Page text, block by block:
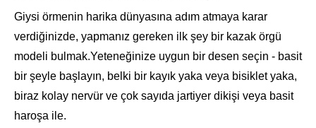
Giysi örmenin harika dünyasına adım atmaya karar
verdiğinizde, yapmanız gereken ilk şey bir kazak örgü
modeli bulmak.Yeteneğinize uygun bir desen seçin - basit
bir şeyle başlayın, belki bir kayık yaka veya bisiklet yaka,
biraz kolay nervür ve çok sayıda jartiyer dikişi veya basit
haroşa ile.